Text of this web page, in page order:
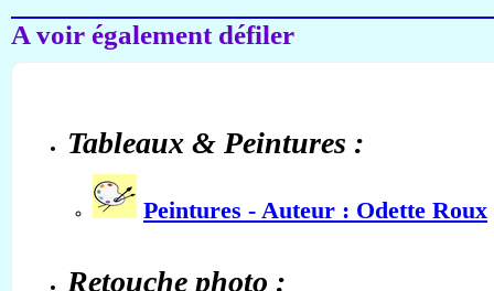
A voir également défiler
Tableaux & Peintures :
Peintures - Auteur : Odette Roux
Retouche photo :